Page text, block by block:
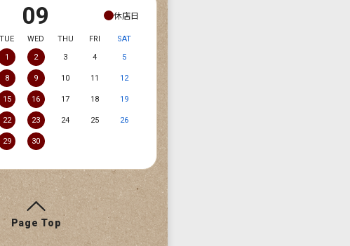
09 休店日
TUE WED THU FRI
SAT
1
2 3 4 5
8 9 10 11 12
15 16 17 18 19
22 23 24 25 26
29 30
Page Top